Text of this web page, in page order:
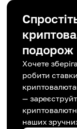
подорож
Хочете
робити
—
наших